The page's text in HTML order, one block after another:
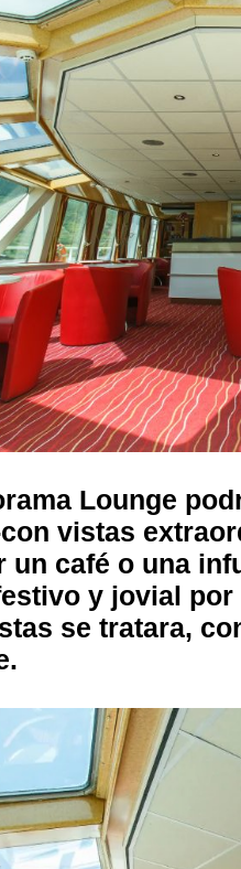
Lounge
vistas
un café o una
y jovial
se tratara,